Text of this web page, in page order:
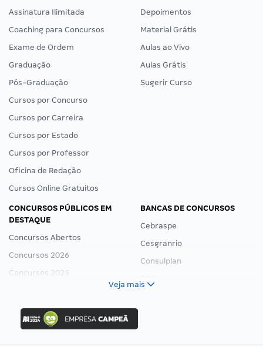
Assinatura Ilimitada
Coaching para Concursos
Exame de Ordem
Graduação
Pós-Graduação
Cursos por Concurso
Cursos por Carreira
Cursos por Estado
Cursos por Professor
Oficina de Redação
Cursos Online Gratuitos
Depoimentos
Material Grátis
Aulas ao Vivo
Aulas Grátis
Sugerir Curso
CONCURSOS PÚBLICOS EM
DESTAQUE
Concursos Abertos
Concursos 2026
Concursos 2025
Concurso Ibama
Concurso MPU
Editais publicados
BANCAS DE CONCURSOS
Cebraspe
Cesgranrio
Consulplan
Veja mais